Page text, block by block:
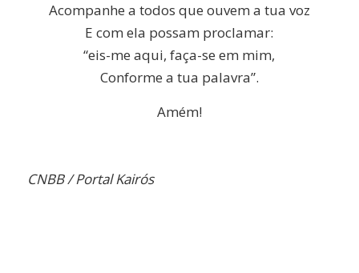
Acompanhe a todos que ouvem a tua voz
E com ela possam proclamar:
“eis-me aqui, faça-se em mim,
Conforme a tua palavra”.
Amém!
CNBB / Portal Kairós